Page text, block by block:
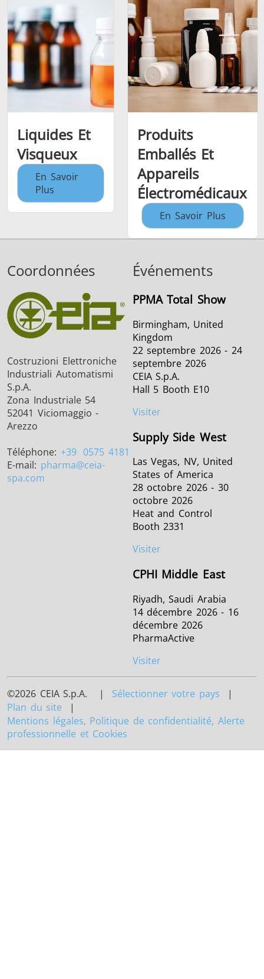
Liquides Et
Visqueux
En Savoir
Plus
Produits
Emballés Et
Appareils
Électromédicaux
En Savoir Plus
Coordonnées
Costruzioni Elettroniche
Industriali Automatismi
S.p.A.
Zona Industriale 54
52041 Viciomaggio -
Arezzo
Téléphone: +39 0575 4181
E-mail: pharma@ceia-
spa.com
Événements
PPMA Total Show
Birmingham, United
Kingdom
22 septembre 2026 - 24
septembre 2026
CEIA S.p.A.
Hall 5 Booth E10
Visiter
Supply Side West
Las Vegas, NV, United
States of America
28 octobre 2026 - 30
octobre 2026
Heat and Control
Booth 2331
Visiter
CPHI Middle East
Riyadh, Saudi Arabia
14 décembre 2026 - 16
décembre 2026
PharmaActive
Visiter
©2026 CEIA S.p.A. | Sélectionner votre pays |
Plan du site |
Mentions légales, Politique de confidentialité, Alerte
professionnelle et Cookies